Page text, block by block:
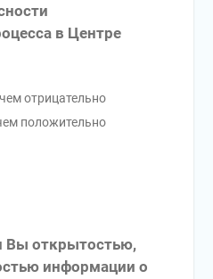
в Центре
отрицательно
положительно
Вы открытостью,
информации о